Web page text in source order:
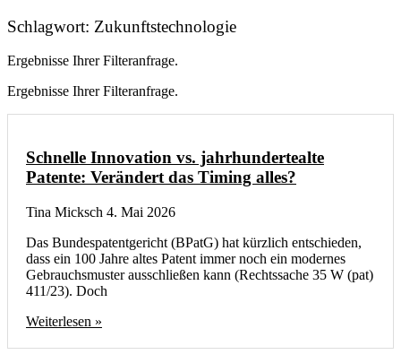
Schlagwort: Zukunftstechnologie
Ergebnisse Ihrer Filteranfrage.
Ergebnisse Ihrer Filteranfrage.
Schnelle Innovation vs. jahrhundertealte
Patente: Verändert das Timing alles?
Tina Micksch 4. Mai 2026
Das Bundespatentgericht (BPatG) hat kürzlich entschieden,
dass ein 100 Jahre altes Patent immer noch ein modernes
Gebrauchsmuster ausschließen kann (Rechtssache 35 W (pat)
411/23). Doch
Weiterlesen »